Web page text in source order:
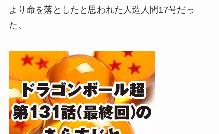
より命を落としたと思われた人造人間17号だっ
た。